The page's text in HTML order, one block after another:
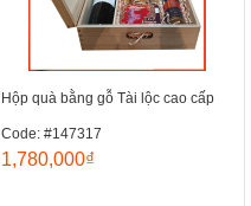
Hộp quà bằng gỗ Tài lộc cao cấp
Code: #147317
1,780,000₫